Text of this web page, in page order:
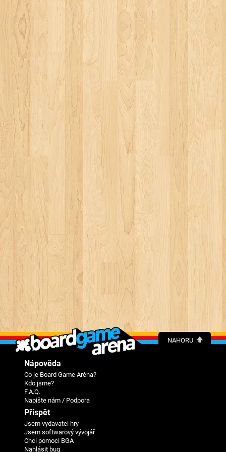
NAHORU
Nápověda
Co je Board Game Aréna?
Kdo jsme?
F.A.Q.
Napište nám / Podpora
Přispět
Jsem vydavatel hry
Jsem softwarový vývojář
Chci pomoci BGA
Nahlásit bug